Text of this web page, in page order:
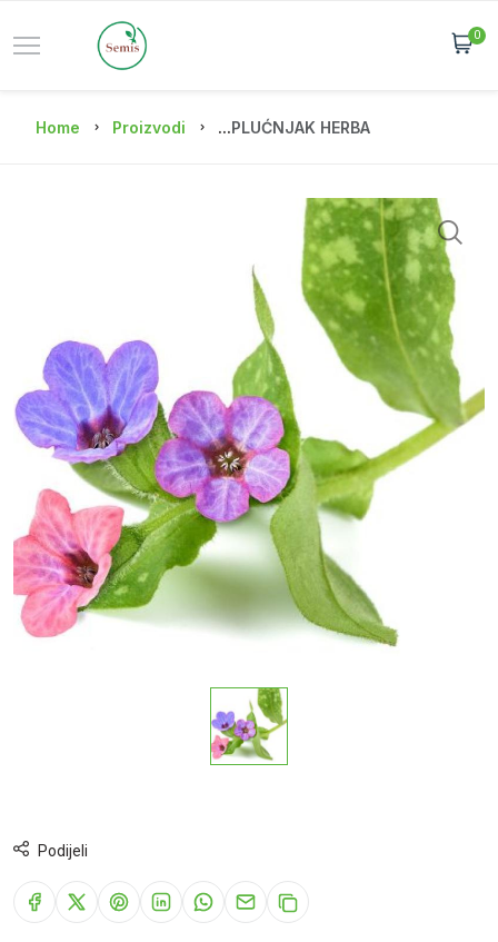
0
Home Proizvodi ...PLUĆNJAK HERBA
Podijeli